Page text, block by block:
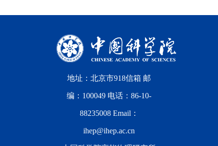
地址：北京市918信箱 邮
编：100049 电话：86-10-
88235008 Email：
ihep@ihep.ac.cn